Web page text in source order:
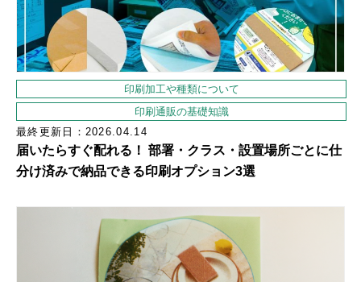
印刷加工や種類について
印刷通販の基礎知識
最終更新日：2026.04.14
届いたらすぐ配れる！ 部署・クラス・設置場所ごとに仕
分け済みで納品できる印刷オプション3選